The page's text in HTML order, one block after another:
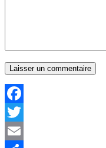
Facebook
Twitter